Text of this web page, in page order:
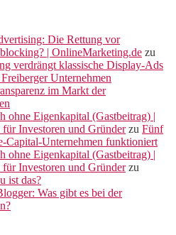
Die Rettung vor
| OnlineMarketing.de zu
verdrängt klassische Display-Ads
Unternehmen
im Markt der
ohne Eigenkapital (Gastbeitrag) |
Investoren und Gründerzu Fünf
Capital-Unternehmen funktioniert
ohne Eigenkapital (Gastbeitrag) |
Investoren und Gründerzu
ist das?
Was gibt es bei der